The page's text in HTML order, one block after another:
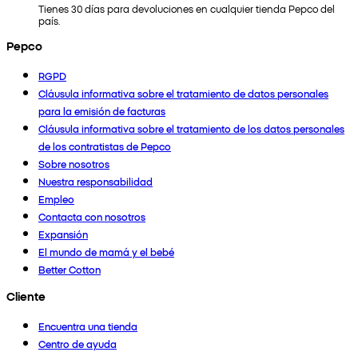
Tienes 30 días para devoluciones en cualquier tienda Pepco del
país.
Pepco
RGPD
Cláusula informativa sobre el tratamiento de datos personales
para la emisión de facturas
Cláusula informativa sobre el tratamiento de los datos personales
de los contratistas de Pepco
Sobre nosotros
Nuestra responsabilidad
Empleo
Contacta con nosotros
Expansión
El mundo de mamá y el bebé
Better Cotton
Cliente
Encuentra una tienda
Centro de ayuda